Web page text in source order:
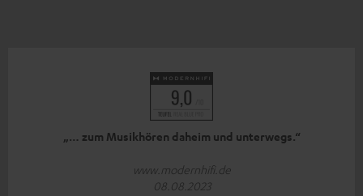
„… zum Musikhören daheim und unterwegs.“
www.modernhifi.de
08.08.2023